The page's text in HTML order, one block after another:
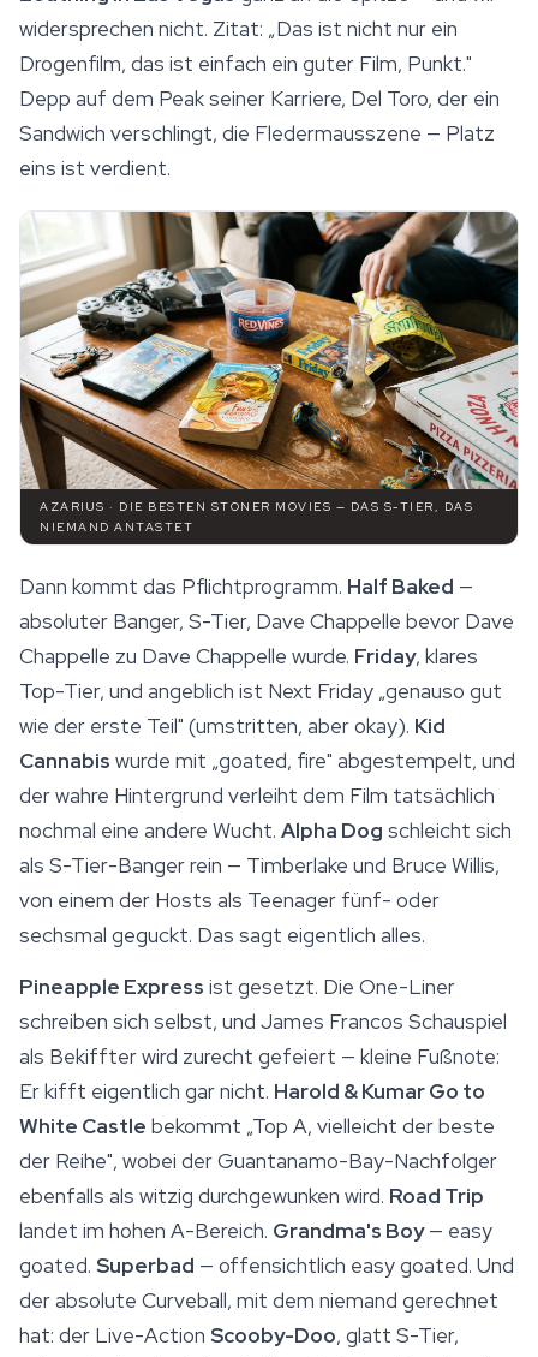
widersprechen nicht. Zitat: „Das ist nicht nur ein
Drogenfilm, das ist einfach ein guter Film, Punkt."
Depp auf dem Peak seiner Karriere, Del Toro, der ein
Sandwich verschlingt, die Fledermausszene — Platz
eins ist verdient.
AZARIUS · DIE BESTEN STONER MOVIES — DAS S-TIER, DAS
NIEMAND ANTASTET
Dann kommt das Pflichtprogramm. Half Baked —
absoluter Banger, S-Tier, Dave Chappelle bevor Dave
Chappelle zu Dave Chappelle wurde. Friday, klares
Top-Tier, und angeblich ist Next Friday „genauso gut
wie der erste Teil" (umstritten, aber okay). Kid
Cannabis wurde mit „goated, fire" abgestempelt, und
der wahre Hintergrund verleiht dem Film tatsächlich
nochmal eine andere Wucht. Alpha Dog schleicht sich
als S-Tier-Banger rein — Timberlake und Bruce Willis,
von einem der Hosts als Teenager fünf- oder
sechsmal geguckt. Das sagt eigentlich alles.
Pineapple Express ist gesetzt. Die One-Liner
schreiben sich selbst, und James Francos Schauspiel
als Bekiffter wird zurecht gefeiert — kleine Fußnote:
Er kifft eigentlich gar nicht. Harold & Kumar Go to
White Castle bekommt „Top A, vielleicht der beste
der Reihe", wobei der Guantanamo-Bay-Nachfolger
ebenfalls als witzig durchgewunken wird. Road Trip
landet im hohen A-Bereich. Grandma's Boy— easy
goated. Superbad — offensichtlich easy goated. Und
der absolute Curveball, mit dem niemand gerechnet
hat: der Live-Action Scooby-Doo, glatt S-Tier,